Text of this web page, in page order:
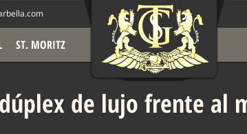
ST. MORITZ
de lujo frente al